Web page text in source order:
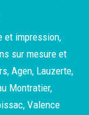
et impression,
sur mesure et
Agen, Lauzerte,
Montratier,
Valence